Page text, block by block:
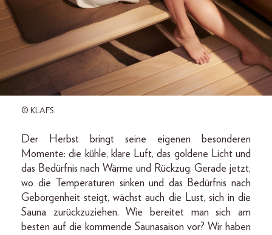
© KLAFS
Der Herbst bringt seine eigenen besonderen
Momente: die kühle, klare Luft, das goldene Licht und
das Bedürfnis nach Wärme und Rückzug. Gerade jetzt,
wo die Temperaturen sinken und das Bedürfnis nach
Geborgenheit steigt, wächst auch die Lust, sich in die
Sauna zurückzuziehen. Wie bereitet man sich am
besten auf die kommende Saunasaison vor? Wir haben